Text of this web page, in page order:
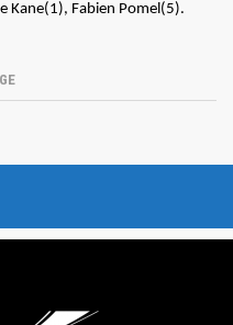
Kane(1), Fabien Pomel(5).